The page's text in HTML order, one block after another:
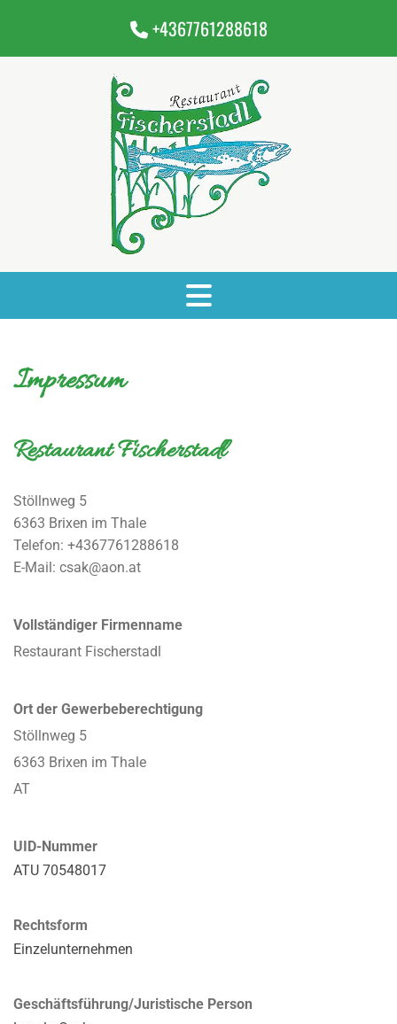
 +4367761288618
Impressum
Restaurant Fischerstadl
Stöllnweg 5
6363 Brixen im Thale
Telefon: +4367761288618
E-Mail: csak@aon.at
Vollständiger Firmenname
Restaurant Fischerstadl
Ort der Gewerbeberechtigung
Stöllnweg 5
6363 Brixen im Thale
AT
UID-Nummer
ATU 70548017
Rechtsform
Einzelunternehmen
Geschäftsführung/Juristische Person